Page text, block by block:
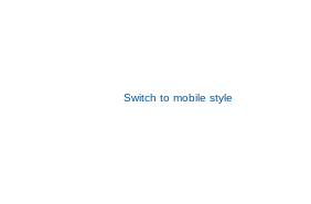
Switch to mobile style